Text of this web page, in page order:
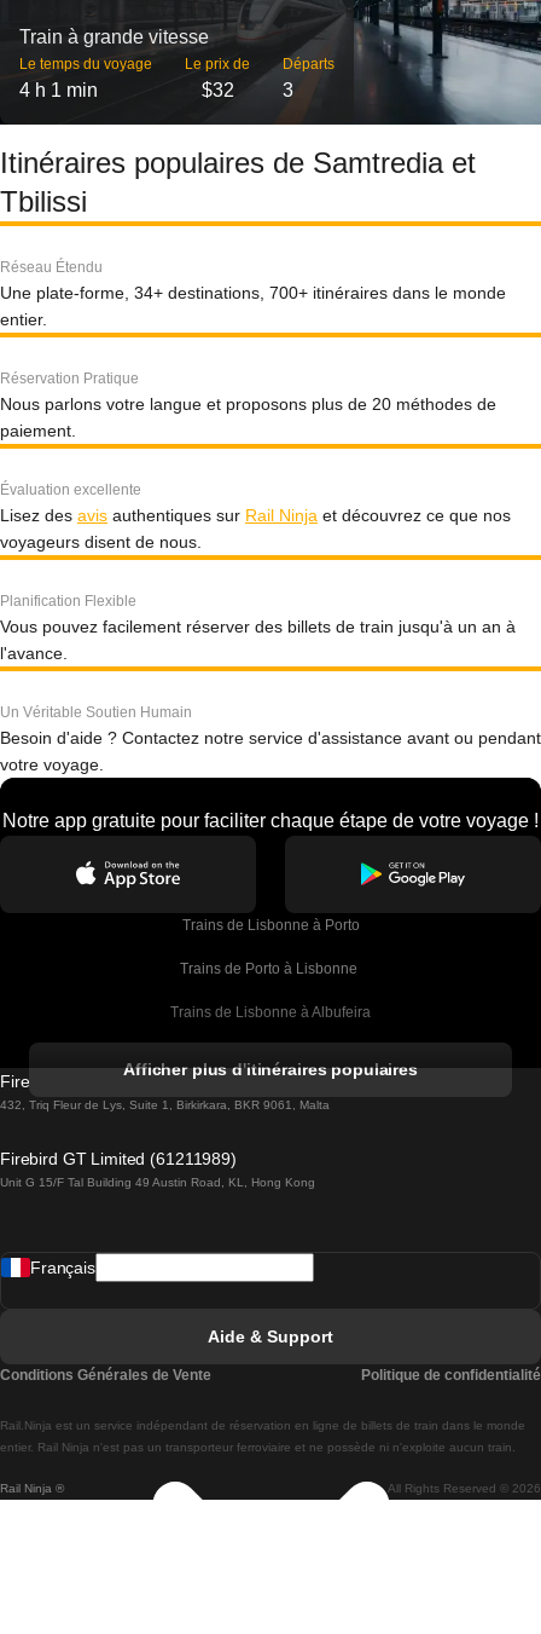
Train à grande vitesse
Le temps du voyage
4 h 1 min
Le prix de
$32
Départs
3
Itinéraires populaires de Samtredia et
Tbilissi
Réseau Étendu
Une plate-forme, 34+ destinations, 700+ itinéraires dans le monde
entier.
Réservation Pratique
Nous parlons votre langue et proposons plus de 20 méthodes de
paiement.
Évaluation excellente
Lisez des avis authentiques sur Rail Ninja et découvrez ce que nos
voyageurs disent de nous.
Planification Flexible
Vous pouvez facilement réserver des billets de train jusqu'à un an à
l'avance.
Un Véritable Soutien Humain
Besoin d'aide ? Contactez notre service d'assistance avant ou pendant
votre voyage.
Notre app gratuite pour faciliter chaque étape de votre voyage !
Trains de Lisbonne à Porto
Trains de Porto à Lisbonne
Trains de Lisbonne à Albufeira
Trains de Lisbonne à Lagos
Trains de Lisbonne à Madrid
Trains de Lisbonne à Braga
Trains de Braga à Lisbonne
Afficher plus d'itinéraires populaires
Firebird GT Limited (OC 1451)
432, Triq Fleur de Lys, Suite 1, Birkirkara, BKR 9061, Malta
Firebird GT Limited (61211989)
Unit G 15/F Tal Building 49 Austin Road, KL, Hong Kong
Rail Ninja ® All Rights Reserved © 2026
Rail.Ninja est un service indépendant de réservation en ligne de billets de train dans le monde
entier. Rail Ninja n'est pas un transporteur ferroviaire et ne possède ni n'exploite aucun train.
Français
Aide & Support
Conditions Générales de Vente Politique de confidentialité